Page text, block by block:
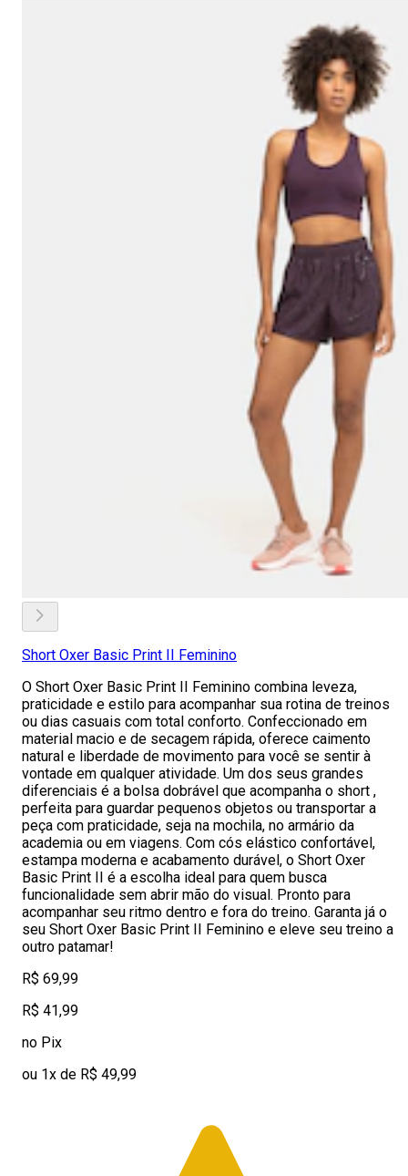
Short Oxer Basic Print II Feminino
O Short Oxer Basic Print II Feminino combina leveza,
praticidade e estilo para acompanhar sua rotina de treinos
ou dias casuais com total conforto. Confeccionado em
material macio e de secagem rápida, oferece caimento
natural e liberdade de movimento para você se sentir à
vontade em qualquer atividade. Um dos seus grandes
diferenciais é a bolsa dobrável que acompanha o short ,
perfeita para guardar pequenos objetos ou transportar a
peça com praticidade, seja na mochila, no armário da
academia ou em viagens. Com cós elástico confortável,
estampa moderna e acabamento durável, o Short Oxer
Basic Print II é a escolha ideal para quem busca
funcionalidade sem abrir mão do visual. Pronto para
acompanhar seu ritmo dentro e fora do treino. Garanta já o
seu Short Oxer Basic Print II Feminino e eleve seu treino a
outro patamar!
R$ 69,99
R$ 41,99
no Pix
ou 1x de R$ 49,99